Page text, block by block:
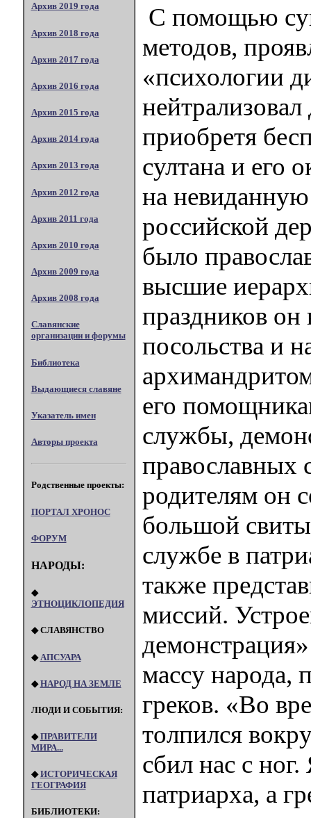
Архив 2019 года
Архив 2018 года
Архив 2017 года
Архив 2016 года
Архив 2015 года
Архив 2014 года
Архив 2013 года
Архив 2012 года
Архив 2011 года
Архив 2010 года
Архив 2009 года
Архив 2008 года
Славянские
организации и форумы
Библиотека
Выдающиеся славяне
Указатель имен
Авторы проекта
Родственные проекты:
ПОРТАЛ XPOHOC
ФОРУМ
НАРОДЫ:
◆
ЭТНОЦИКЛОПЕДИЯ
◆ СЛАВЯНСТВО
◆ АПСУАРА
◆НАРОД НА ЗЕМЛЕ
ЛЮДИ И СОБЫТИЯ:
◆ПРАВИТЕЛИ
МИРА...
◆ИСТОРИЧЕСКАЯ
ГЕОГРАФИЯ
БИБЛИОТЕКИ:
С помощью
методов,
«психологии
приобретя
султана и его
на
российской
было
высшие
праздников он
посольства и
его
службы,
православных
родителям он
большой
службе в
также
миссий.
массу народа,
греков. «Во
толпился
сбил нас с
патриарха, а